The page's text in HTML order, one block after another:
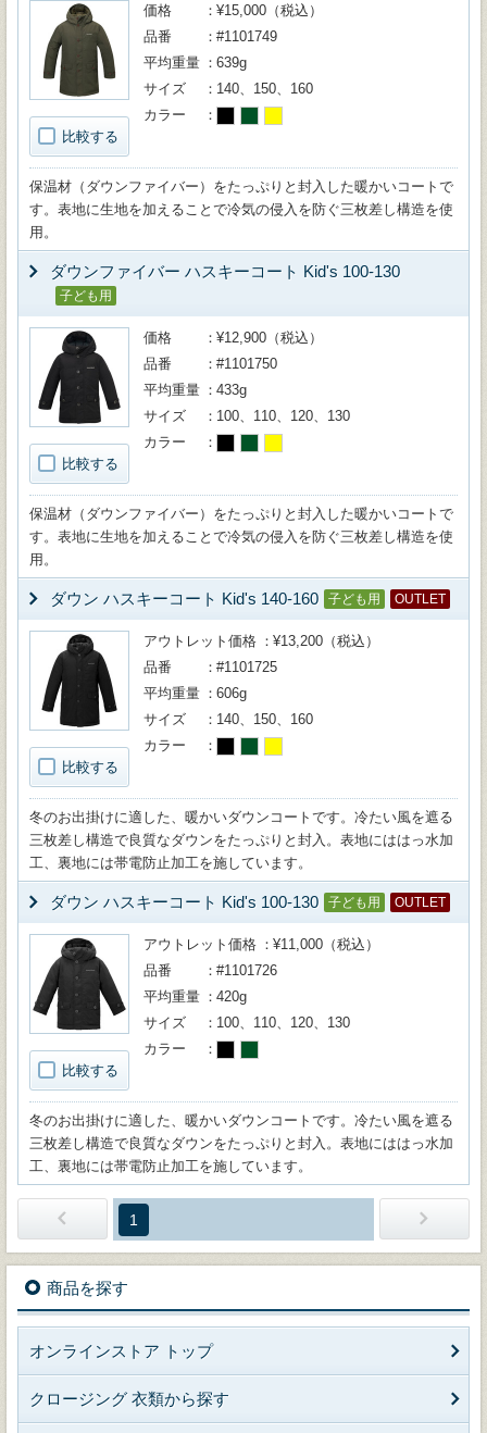
比較する
価格
¥15,000（税込）
品番
#1101749
平均重量
639g
サイズ
140、150、160
カラー
保温材（ダウンファイバー）をたっぷりと封入した暖かいコートで
す。表地に生地を加えることで冷気の侵入を防ぐ三枚差し構造を使
用。
ダウンファイバー ハスキーコート Kid's 100-130
子ども用
比較する
価格
¥12,900（税込）
品番
#1101750
平均重量
433g
サイズ
100、110、120、130
カラー
保温材（ダウンファイバー）をたっぷりと封入した暖かいコートで
す。表地に生地を加えることで冷気の侵入を防ぐ三枚差し構造を使
用。
ダウン ハスキーコート Kid's 140-160 子ども用 OUTLET
比較する
アウトレット価格
¥13,200（税込）
品番
#1101725
平均重量
606g
サイズ
140、150、160
カラー
冬のお出掛けに適した、暖かいダウンコートです。冷たい風を遮る
三枚差し構造で良質なダウンをたっぷりと封入。表地にははっ水加
工、裏地には帯電防止加工を施しています。
ダウン ハスキーコート Kid's 100-130 子ども用 OUTLET
比較する
アウトレット価格
¥11,000（税込）
品番
#1101726
平均重量
420g
サイズ
100、110、120、130
カラー
冬のお出掛けに適した、暖かいダウンコートです。冷たい風を遮る
三枚差し構造で良質なダウンをたっぷりと封入。表地にははっ水加
工、裏地には帯電防止加工を施しています。
1
商品を探す
オンラインストア トップ
クロージング 衣類から探す